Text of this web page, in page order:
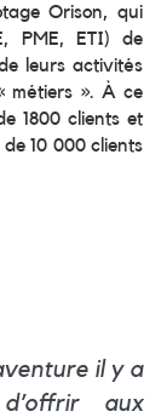
Orison, qui
PME, ETI) de
leurs activités
métiers ». À ce
1800 clients et
10 000 clients
il y a
aux